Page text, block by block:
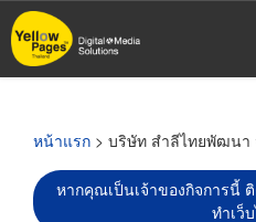
ข้าม
ไป
หน้าแรก > บริษัท สำลีไทยพัฒนา
หากคุณเป็นเจ้าของกิจการนี้
ทำเว็